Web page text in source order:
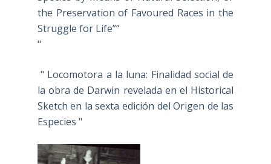
the Preservation of Favoured Races in the
Struggle for Life””
"
" Locomotora a la luna: Finalidad social de
la obra de Darwin revelada en el Historical
Sketch en la sexta edición del Origen de las
Especies "